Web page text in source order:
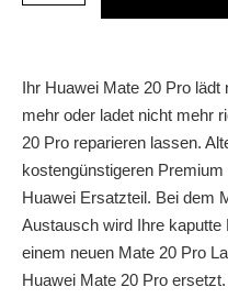
Ihr Huawei Mate 20 Pro
mehr oder ladet nicht mehr
20 Pro reparieren lassen.
kostengünstigeren
Huawei Ersatzteil. Bei dem
Austausch wird Ihre
einem neuen Mate 20 Pro
Huawei Mate 20 Pro ersetzt.